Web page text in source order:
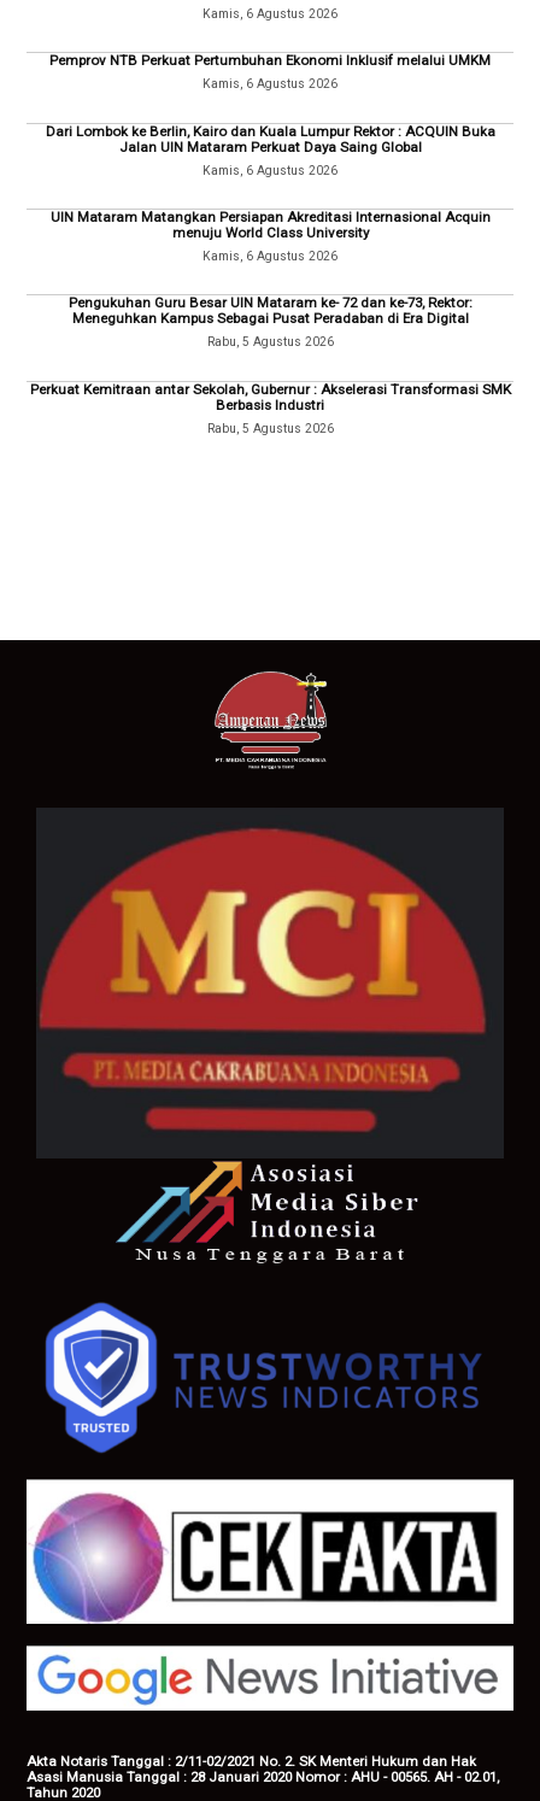
Kamis, 6 Agustus 2026
Pemprov NTB Perkuat Pertumbuhan Ekonomi Inklusif melalui UMKM
Kamis, 6 Agustus 2026
Dari Lombok ke Berlin, Kairo dan Kuala Lumpur Rektor : ACQUIN Buka
Jalan UIN Mataram Perkuat Daya Saing Global
Kamis, 6 Agustus 2026
UIN Mataram Matangkan Persiapan Akreditasi Internasional Acquin
menuju World Class University
Kamis, 6 Agustus 2026
Pengukuhan Guru Besar UIN Mataram ke- 72 dan ke-73, Rektor:
Meneguhkan Kampus Sebagai Pusat Peradaban di Era Digital
Rabu, 5 Agustus 2026
Perkuat Kemitraan antar Sekolah, Gubernur : Akselerasi Transformasi SMK
Berbasis Industri
Rabu, 5 Agustus 2026
Akta Notaris Tanggal : 2/11-02/2021 No. 2. SK Menteri Hukum dan Hak
Asasi Manusia Tanggal : 28 Januari 2020 Nomor : AHU - 00565. AH - 02.01,
Tahun 2020